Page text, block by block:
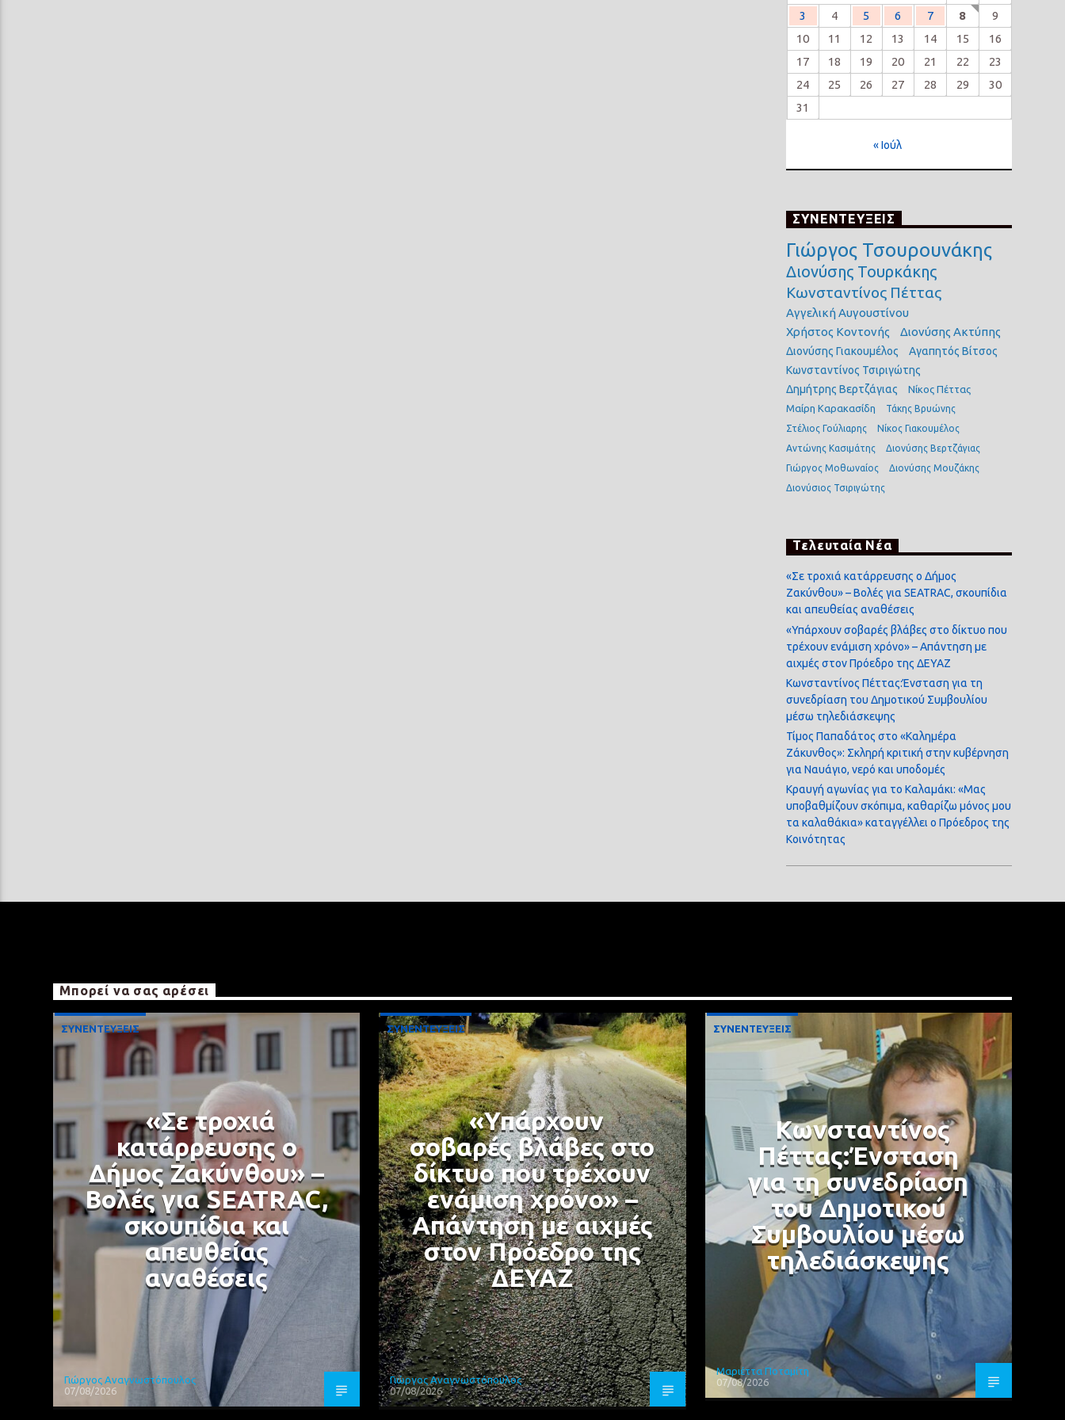
3
4 5 6 7 8
9
10
11 12 13 14 15
16
17
18 19 20 21 22
23
24
25 26 27 28 29
30
31
« Ιούλ
ΣΥΝΕΝΤΕΥΞΕΙΣ
Γιώργος Τσουρουνάκης
Διονύσης Τουρκάκης
Κωνσταντίνος Πέττας
Αγγελική Αυγουστίνου
Χρήστος Κοντονής
Διονύσης Ακτύπης
Διονύσης Γιακουμέλος
Αγαπητός Βίτσος
Κωνσταντίνος Τσιριγώτης
Δημήτρης Βερτζάγιας
Νίκος Πέττας
Μαίρη Καρακασίδη
Τάκης Βρυώνης
Στέλιος Γούλιαρης
Νίκος Γιακουμέλος
Αντώνης Κασιμάτης
Διονύσης Βερτζάγιας
Γιώργος Μοθωναίος
Διονύσης Μουζάκης
Διονύσιος Τσιριγώτης
Τελευταία Νέα
«Σε τροχιά κατάρρευσης ο Δήμος
Ζακύνθου» – Βολές για SEATRAC, σκουπίδια
και απευθείας αναθέσεις
«Υπάρχουν σοβαρές βλάβες στο δίκτυο που
τρέχουν ενάμιση χρόνο» – Απάντηση με
αιχμές στον Πρόεδρο της ΔΕΥΑΖ
Κωνσταντίνος Πέττας:Ένσταση για τη
συνεδρίαση του Δημοτικού Συμβουλίου
μέσω τηλεδιάσκεψης
Τίμος Παπαδάτος στο «Καλημέρα
Ζάκυνθος»: Σκληρή κριτική στην κυβέρνηση
για Ναυάγιο, νερό και υποδομές
Κραυγή αγωνίας για το Καλαμάκι: «Μας
υποβαθμίζουν σκόπιμα, καθαρίζω μόνος μου
τα καλαθάκια» καταγγέλλει ο Πρόεδρος της
Κοινότητας
Μπορεί να σας αρέσει
ΣΥΝΕΝΤΕΥΞΕΙΣ
«Σε τροχιά
κατάρρευσης ο
Δήμος Ζακύνθου» –
Βολές για SEATRAC,
σκουπίδια και
απευθείας
αναθέσεις
Γιώργος Αναγνωστόπουλος
07/08/2026
ΣΥΝΕΝΤΕΥΞΕΙΣ
«Υπάρχουν
σοβαρές βλάβες στο
δίκτυο που τρέχουν
ενάμιση χρόνο» –
Απάντηση με αιχμές
στον Πρόεδρο της
ΔΕΥΑΖ
Γιώργος Αναγνωστόπουλος
07/08/2026
ΣΥΝΕΝΤΕΥΞΕΙΣ
Κωνσταντίνος
Πέττας:Ένσταση
για τη συνεδρίαση
του Δημοτικού
Συμβουλίου μέσω
τηλεδιάσκεψης
Μαριέττα Ποταμίτη
07/08/2026